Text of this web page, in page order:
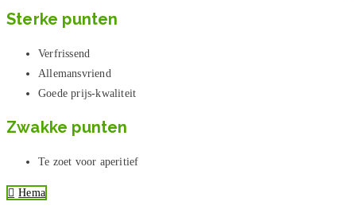
Sterke punten
Verfrissend
Allemansvriend
Goede prijs-kwaliteit
Zwakke punten
Te zoet voor aperitief
Hema